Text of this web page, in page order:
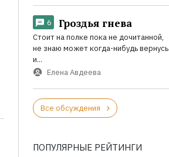
6 Гроздья гнева
Стоит на полке пока не дочитанной,
не знаю может когда-нибудь вернусь
и...
Елена Авдеева
Все обсуждения
ПОПУЛЯРНЫЕ РЕЙТИНГИ